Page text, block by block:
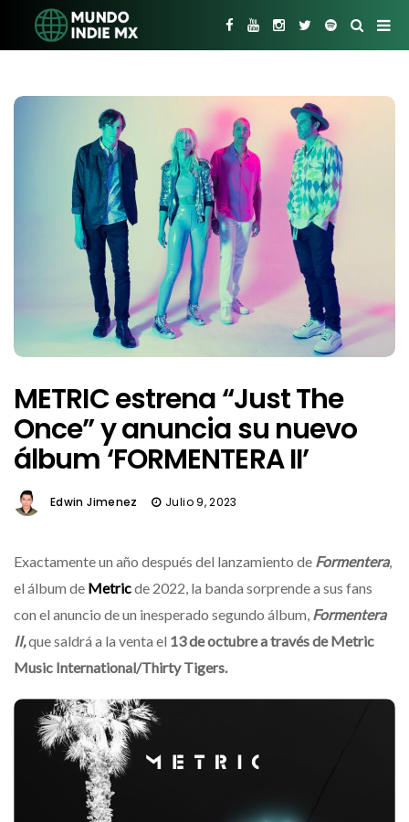
METRIC estrena “Just The
Once” y anuncia su nuevo
álbum ‘FORMENTERA II’
Edwin Jimenez Julio 9, 2023
Exactamente un año después del lanzamiento de Formentera,
el álbum de Metricde 2022, la banda sorprende a sus fans
con el anuncio de un inesperado segundo álbum, Formentera
II,que saldrá a la venta el 13 de octubre a través de Metric
Music International/Thirty Tigers.